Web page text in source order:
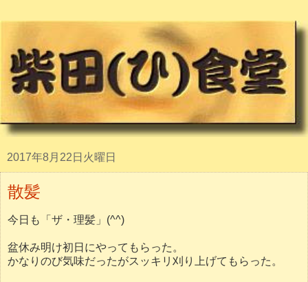
2017年8月22日火曜日
散髪
今日も「ザ・理髪」(^^)
盆休み明け初日にやってもらった。
かなりのび気味だったがスッキリ刈り上げてもらった。